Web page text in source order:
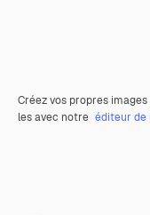
Créez vos propres
les avec notre éditeur de